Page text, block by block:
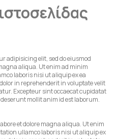
adipisicing elit, sed do eiusmod
aliqua. Ut enim ad minim
laboris nisi ut aliquip ex ea
in reprehenderit in voluptate velit
Excepteur sint occaecat cupidatat
mollit anim id est laborum.
et dolore magna aliqua. Ut enim
ullamco laboris nisi ut aliquip ex